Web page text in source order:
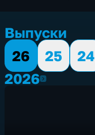
Выпуски
26
25 24
20262026